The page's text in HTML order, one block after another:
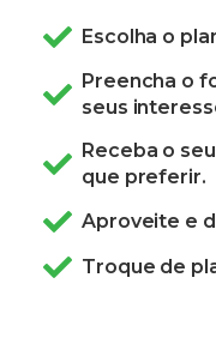
Escolha o
Preencha o
seus
Receba o
que preferir.
Aproveite e
Troque de